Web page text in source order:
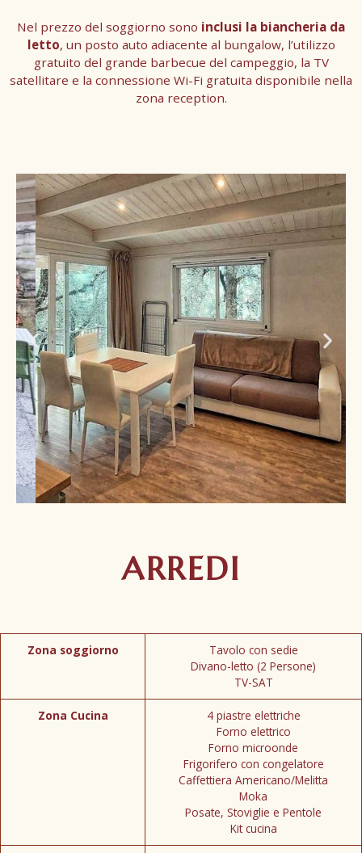
Nel prezzo del soggiorno sono inclusi la biancheria da
letto, un posto auto adiacente al bungalow, l’utilizzo
gratuito del grande barbecue del campeggio, la TV
satellitare e la connessione Wi-Fi gratuita disponibile nella
zona reception.
ARREDI
Zona soggiorno
Tavolo con sedie
Divano-letto (2 Persone)
TV-SAT
Zona Cucina
4 piastre elettriche
Forno elettrico
Forno microonde
Frigorifero con congelatore
Caffettiera Americano/Melitta
Moka
Posate, Stoviglie e Pentole
Kit cucina